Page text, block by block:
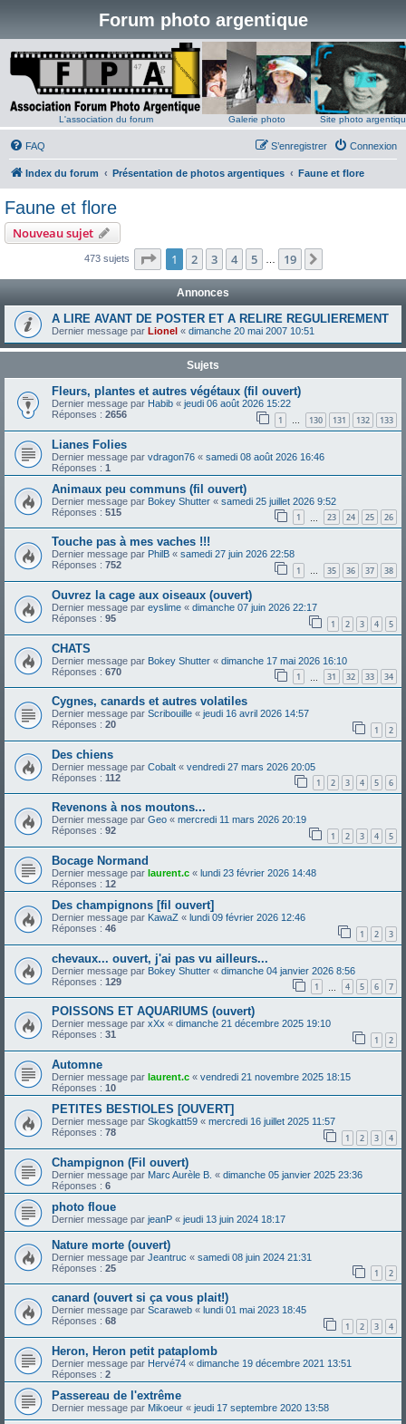
Forum photo argentique
L'association du forum Galerie photo Site photo
FAQ Connexion
S’enregistrer
Index du forum Présentation de photos argentiques Faune et flore
Faune et flore
Nouveau sujet
473 sujets Page 1sur19
1 2 3 4 5 19
Annonces
A LIRE AVANT DE POSTER ET A RELIRE REGULIEREMENT
Dernier message par Lionel « dimanche 20 mai 2007 10:51
Sujets
Fleurs, plantes et autres végétaux (fil ouvert)
Dernier message par Habib « jeudi 06 août 2026 15:22
Réponses : 2656 1 … 130 131 132 133
Lianes Folies
Dernier message par vdragon76 « samedi 08 août 2026 16:46
Réponses : 1
Animaux peu communs (fil ouvert)
Dernier message par Bokey Shutter « samedi 25 juillet 2026 9:52
Réponses : 515 1 23 24 25 26
Touche pas à mes vaches !!!
Dernier message par PhilB « samedi 27 juin 2026 22:58
Réponses : 752 1 … 35 36 37 38
Ouvrez la cage aux oiseaux (ouvert)
Dernier message par eyslime « dimanche 07 juin 2026 22:17
Réponses : 95 1 2 3 4 5
CHATS
Dernier message par Bokey Shutter « dimanche 17 mai 2026 16:10
Réponses : 670 1 31 32 33 34
Cygnes, canards et autres volatiles
Dernier message par Scribouille « jeudi 16 avril 2026 14:57
Réponses : 20 1 2
Des chiens
Dernier message par Cobalt « vendredi 27 mars 2026 20:05
Réponses : 112 1 2 3 4 5 6
Revenons à nos moutons...
Dernier message par Geo « mercredi 11 mars 2026 20:19
Réponses : 92 1 2 3 4 5
Bocage Normand
Dernier message par laurent.c « lundi 23 février 2026 14:48
Réponses : 12
Des champignons [fil ouvert]
Dernier message par KawaZ « lundi 09 février 2026 12:46
Réponses : 46 1 2 3
chevaux... ouvert, j'ai pas vu ailleurs...
Dernier message par Bokey Shutter « dimanche 04 janvier 2026 8:56
Réponses : 129 1 4 5 6 7
POISSONS ET AQUARIUMS (ouvert)
Dernier message par xXx « dimanche 21 décembre 2025 19:10
Réponses : 31 1 2
Automne
Dernier message par laurent.c « vendredi 21 novembre 2025 18:15
Réponses : 10
PETITES BESTIOLES [OUVERT]
Dernier message par Skogkatt59 « mercredi 16 juillet 2025 11:57
Réponses : 78 1 2 3 4
Champignon (Fil ouvert)
Dernier message par Marc Aurèle B. « dimanche 05 janvier 2025 23:36
Réponses : 6
photo floue
Dernier message par jeanP « jeudi 13 juin 2024 18:17
Nature morte (ouvert)
Dernier message par Jeantruc « samedi 08 juin 2024 21:31
Réponses : 25 1 2
canard (ouvert si ça vous plait!)
Dernier message par Scaraweb « lundi 01 mai 2023 18:45
Réponses : 68 1 2 3 4
Heron, Heron petit pataplomb
Dernier message par Hervé74 « dimanche 19 décembre 2021 13:51
Réponses : 2
Passereau de l'extrême
Dernier message par Mikoeur « jeudi 17 septembre 2020 13:58